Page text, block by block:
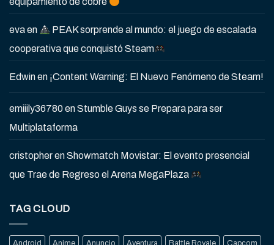
evaen
PEAK sorprende al mundo: el juego de escalada
cooperativa que conquistó Steam
Edwinen ¡Content Warning: El Nuevo Fenómeno de Steam!
emiiily36780enStumble Guys se Prepara para ser
Multiplataforma
cristopherenShowmatch Movistar: El evento presencial
que Trae de Regreso el Arena MegaPlaza
TAG CLOUD
Android Anime Anuncio Aventura Battle Royale Capcom